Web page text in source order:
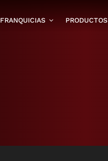
FRANQUICIAS PRODUCTOS